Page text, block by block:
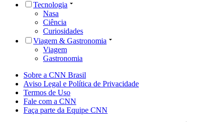
Tecnologia
Nasa
Ciência
Curiosidades
Viagem & Gastronomia
Viagem
Gastronomia
Sobre a CNN Brasil
Aviso Legal e Política de Privacidade
Termos de Uso
Fale com a CNN
Faça parte da Equipe CNN